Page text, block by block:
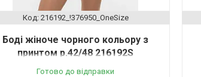
216192_!376950_OneSize
Боді жіноче чорного кольору з
принтом р.42/48 216192S
Готово до відправки